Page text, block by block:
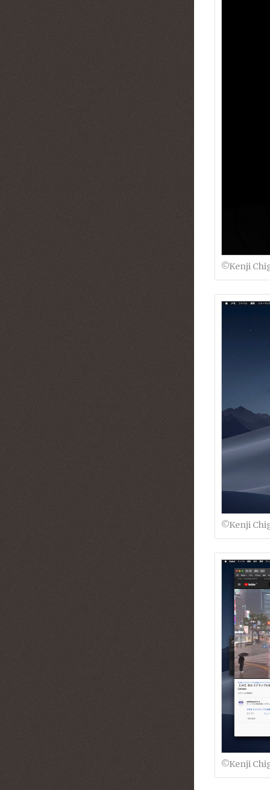
©︎Kenji
©︎Kenji
©︎Kenji